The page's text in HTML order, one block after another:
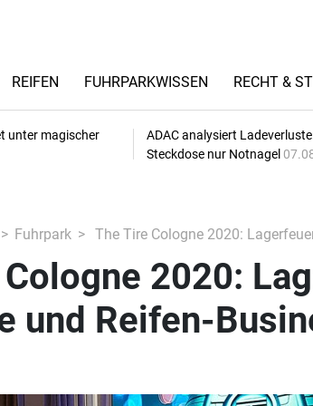
REIFEN FUHRPARKWISSEN RECHT &
unter magischer
ADAC analysiert
Steckdose nur Notnagel
Fuhrpark The Tire Cologne 2020:
2020:
und Reifen-